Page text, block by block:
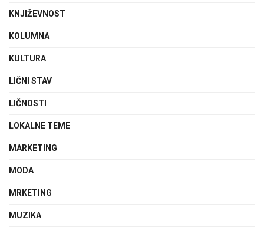
KNJIŽEVNOST
KOLUMNA
KULTURA
LIČNI STAV
LIČNOSTI
LOKALNE TEME
MARKETING
MODA
MRKETING
MUZIKA